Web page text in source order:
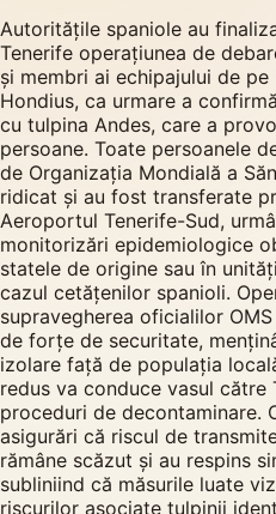
Autoritățile spaniole au
Tenerife operațiunea de
și membri ai echipajului de
Hondius, ca urmare a
cu tulpina Andes, care a
persoane. Toate persoanele
de Organizația Mondială a
ridicat și au fost transferate
Aeroportul Tenerife-Sud,
monitorizări epidemiologice
statele de origine sau în
cazul cetățenilor spanioli.
supravegherea oficialilor
de forțe de securitate,
izolare față de populația
redus va conduce vasul către
proceduri de decontaminare.
asigurări că riscul de
rămâne scăzut și au respins
subliniind că măsurile luate
riscurilor asociate tulpinii